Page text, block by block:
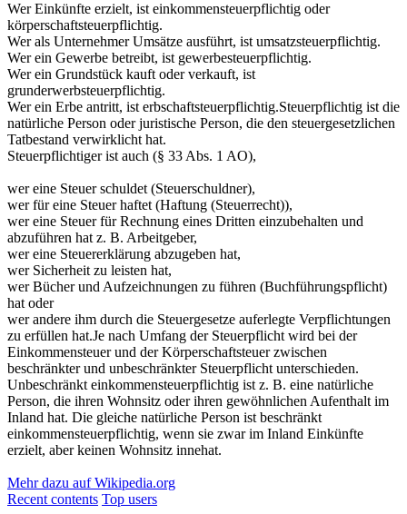
Wer Einkünfte erzielt, ist einkommensteuerpflichtig oder
körperschaftsteuerpflichtig.
Wer als Unternehmer Umsätze ausführt, ist umsatzsteuerpflichtig.
Wer ein Gewerbe betreibt, ist gewerbesteuerpflichtig.
Wer ein Grundstück kauft oder verkauft, ist
grunderwerbsteuerpflichtig.
Wer ein Erbe antritt, ist erbschaftsteuerpflichtig.Steuerpflichtig ist die
natürliche Person oder juristische Person, die den steuergesetzlichen
Tatbestand verwirklicht hat.
Steuerpflichtiger ist auch (§ 33 Abs. 1 AO),
wer eine Steuer schuldet (Steuerschuldner),
wer für eine Steuer haftet (Haftung (Steuerrecht)),
wer eine Steuer für Rechnung eines Dritten einzubehalten und
abzuführen hat z. B. Arbeitgeber,
wer eine Steuererklärung abzugeben hat,
wer Sicherheit zu leisten hat,
wer Bücher und Aufzeichnungen zu führen (Buchführungspflicht)
hat oder
wer andere ihm durch die Steuergesetze auferlegte Verpflichtungen
zu erfüllen hat.Je nach Umfang der Steuerpflicht wird bei der
Einkommensteuer und der Körperschaftsteuer zwischen
beschränkter und unbeschränkter Steuerpflicht unterschieden.
Unbeschränkt einkommensteuerpflichtig ist z. B. eine natürliche
Person, die ihren Wohnsitz oder ihren gewöhnlichen Aufenthalt im
Inland hat. Die gleiche natürliche Person ist beschränkt
einkommensteuerpflichtig, wenn sie zwar im Inland Einkünfte
erzielt, aber keinen Wohnsitz innehat.
Mehr dazu auf Wikipedia.org
Recent contents Top users